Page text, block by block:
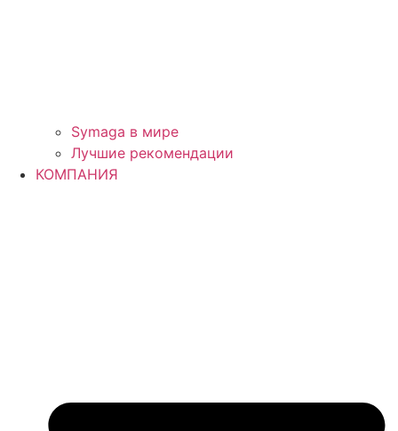
Symaga в мире
Лучшие рекомендации
КОМПАНИЯ